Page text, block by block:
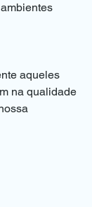
aqueles
na qualidade